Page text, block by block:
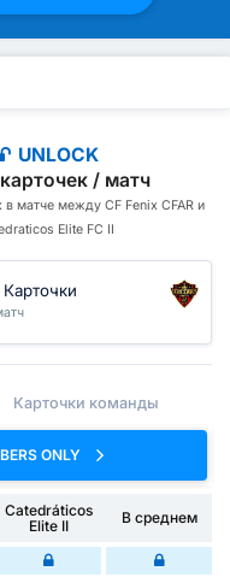
UNLOCK
/ матч
матче между CF Fenix CFAR и
Elite FC II
Карточки
Карточки команды
ONLY
Catedráticos
Elite II
В среднем